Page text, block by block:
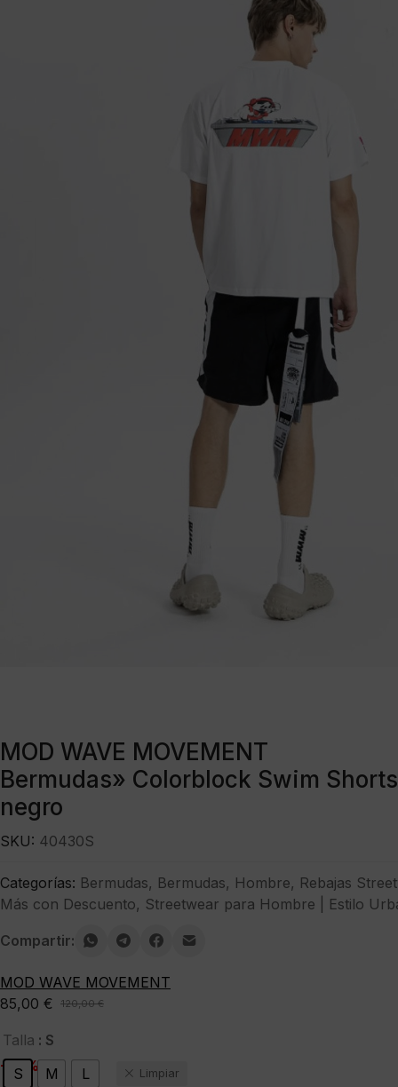
MOD WAVE MOVEMENT
Bermudas» Colorblock Swim
negro
120,00€
El
precio
original
era:
85,00 €
El
precio
actual
es:
-29%
Talla : S
S
M L Limpiar
SKU: 40430S
Categorías: Bermudas, Bermudas, Hombre, Rebajas
Más con Descuento, Streetwear para Hombre | Estilo
Compartir:
MOD WAVE MOVEMENT